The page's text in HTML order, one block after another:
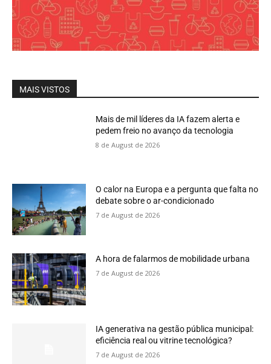
MAIS VISTOS
Mais de mil líderes da IA fazem alerta e
pedem freio no avanço da tecnologia
8 de August de 2026
O calor na Europa e a pergunta que falta no
debate sobre o ar-condicionado
7 de August de 2026
A hora de falarmos de mobilidade urbana
7 de August de 2026
IA generativa na gestão pública municipal:
eficiência real ou vitrine tecnológica?
7 de August de 2026